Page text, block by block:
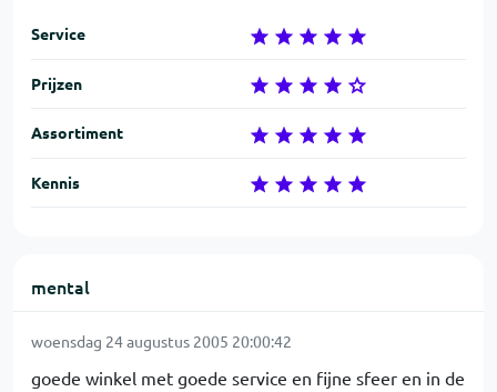
Service
Prijzen
Assortiment
Kennis
mental
woensdag 24 augustus 2005 20:00:42
goede winkel met goede service en fijne sfeer en in de